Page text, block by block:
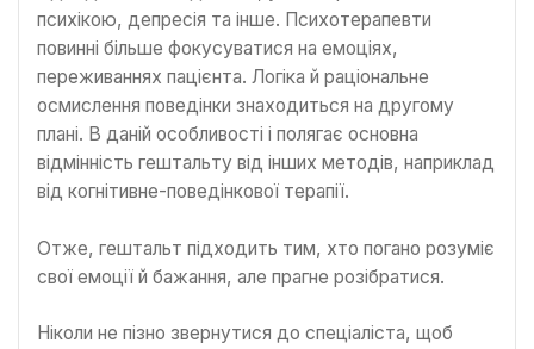
психікою, депресія та інше. Психотерапевти
повинні більше фокусуватися на емоціях,
переживаннях пацієнта. Логіка й раціональне
осмислення поведінки знаходиться на другому
плані. В даній особливості і полягає основна
відмінність гештальту від інших методів, наприклад
від когнітивне-поведінкової терапії.
Отже, гештальт підходить тим, хто погано розуміє
свої емоції й бажання, але прагне розібратися.
Ніколи не пізно звернутися до спеціаліста, щоб